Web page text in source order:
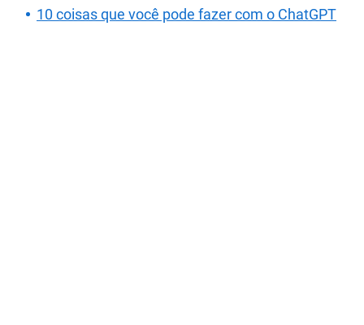
10 coisas que você pode fazer com o ChatGPT